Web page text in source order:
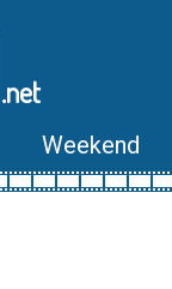
.net
Weekend